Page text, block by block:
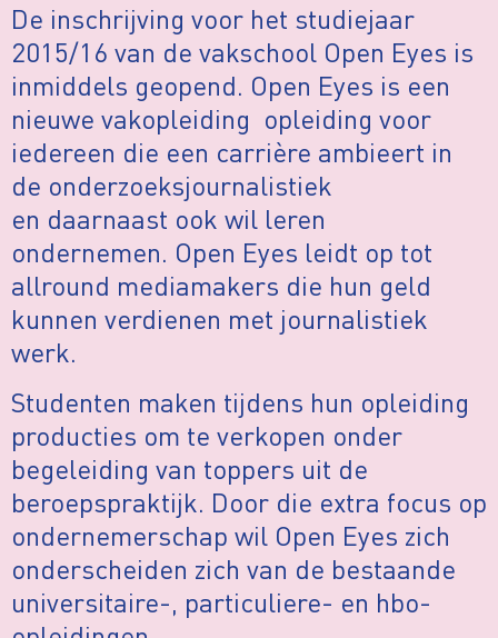
De inschrijving voor het studiejaar
2015/16 van de vakschool Open Eyes is
inmiddels geopend. Open Eyes is een
nieuwe vakopleiding opleiding voor
iedereen die een carrière ambieert in
de onderzoeksjournalistiek
en daarnaast ook wil leren
ondernemen. Open Eyes leidt op tot
allround mediamakers die hun geld
kunnen verdienen met journalistiek
werk.
Studenten maken tijdens hun opleiding
producties om te verkopen onder
begeleiding van toppers uit de
beroepspraktijk. Door die extra focus op
ondernemerschap wil Open Eyes zich
onderscheiden zich van de bestaande
universitaire-, particuliere- en hbo-